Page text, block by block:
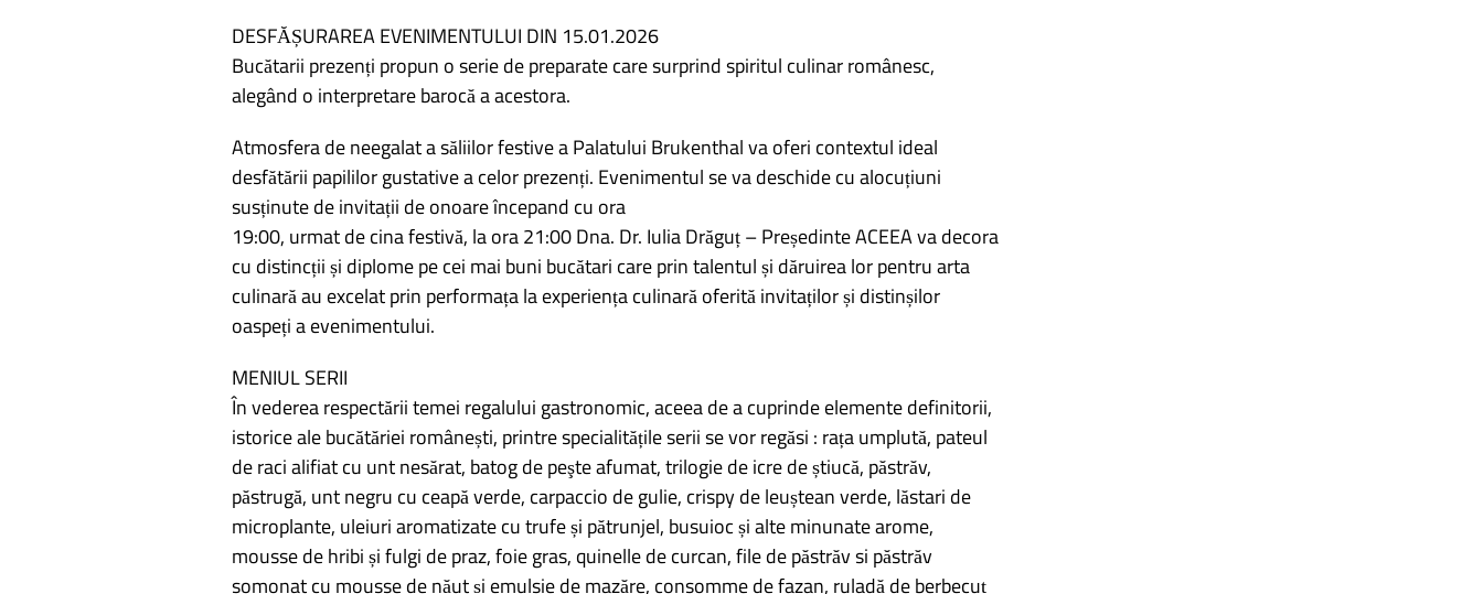
DESFĂȘURAREA EVENIMENTULUI DIN 15.01.2026
Bucătarii prezenți propun o serie de preparate care surprind spiritul culinar românesc,
alegând o interpretare barocă a acestora.
Atmosfera de neegalat a săliilor festive a Palatului Brukenthal va oferi contextul ideal
desfătării papililor gustative a celor prezenți. Evenimentul se va deschide cu alocuțiuni
susținute de invitații de onoare începand cu ora
19:00, urmat de cina festivă, la ora 21:00 Dna. Dr. Iulia Drăguț – Președinte ACEEA va decora
cu distincții și diplome pe cei mai buni bucătari care prin talentul și dăruirea lor pentru arta
culinară au excelat prin performața la experiența culinară oferită invitaților și distinșilor
oaspeți a evenimentului.
MENIUL SERII
În vederea respectării temei regalului gastronomic, aceea de a cuprinde elemente definitorii,
istorice ale bucătăriei românești, printre specialitățile serii se vor regăsi : rața umplută, pateul
de raci alifiat cu unt nesărat, batog de peşte afumat, trilogie de icre de știucă, păstrăv,
păstrugă, unt negru cu ceapă verde, carpaccio de gulie, crispy de leuștean verde, lăstari de
microplante, uleiuri aromatizate cu trufe și pătrunjel, busuioc și alte minunate arome,
mousse de hribi și fulgi de praz, foie gras, quinelle de curcan, file de păstrăv si păstrăv
somonat cu mousse de năut și emulsie de mazăre, consomme de fazan, ruladă de berbecuț